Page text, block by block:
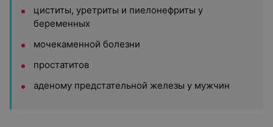
циститы, уретриты и пиелонефриты у
беременных
мочекаменной болезни
простатитов
аденому предстательной железы у мужчин